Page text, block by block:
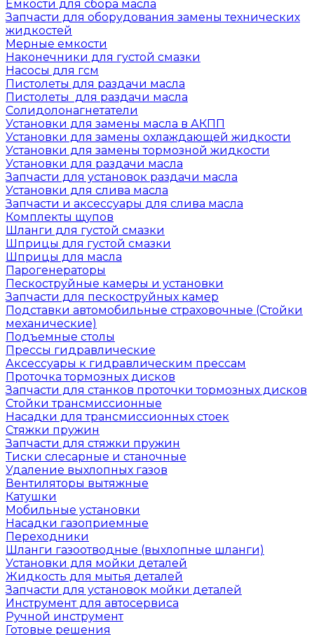
Емкости для сбора масла
Запчасти для оборудования замены технических
жидкостей
Мерные емкости
Наконечники для густой смазки
Насосы для гсм
Пистолеты для раздачи масла
Пистолеты для раздачи масла
Солидолонагнетатели
Установки для замены масла в АКПП
Установки для замены охлаждающей жидкости
Установки для замены тормозной жидкости
Установки для раздачи масла
Запчасти для установок раздачи масла
Установки для слива масла
Запчасти и аксессуары для слива масла
Комплекты щупов
Шланги для густой смазки
Шприцы для густой смазки
Шприцы для масла
Парогенераторы
Пескоструйные камеры и установки
Запчасти для пескоструйных камер
Подставки автомобильные страховочные (Стойки
механические)
Подъемные столы
Прессы гидравлические
Аксессуары к гидравлическим прессам
Проточка тормозных дисков
Запчасти для станков проточки тормозных дисков
Стойки трансмиссионные
Насадки для трансмиссионных стоек
Стяжки пружин
Запчасти для стяжки пружин
Тиски слесарные и станочные
Удаление выхлопных газов
Вентиляторы вытяжные
Катушки
Мобильные установки
Насадки газоприемные
Переходники
Шланги газоотводные (выхлопные шланги)
Установки для мойки деталей
Жидкость для мытья деталей
Запчасти для установок мойки деталей
Инструмент для автосервиса
Ручной инструмент
Готовые решения